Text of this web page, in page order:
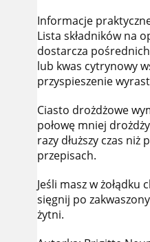
Informacje
Lista składników na
dostarcza
lub kwas cytrynowy
przyspieszenie
Ciasto drożdżowe
połowę mniej
razy dłuższy czas niż
przepisach.
Jeśli masz w żołądku
sięgnij po
żytni.